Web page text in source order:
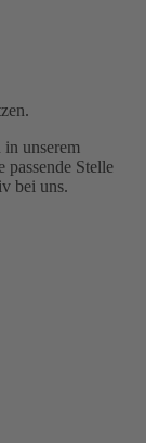
unserem
passende Stelle
bei uns.